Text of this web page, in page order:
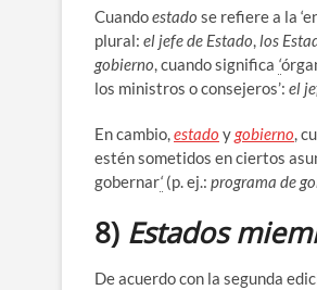
Cuandoestado se refiere a la
plural: el jefe de Estado,los
gobierno, cuando significa ‘
los ministros o consejeros’: el
En cambio,estado ygobierno,
estén sometidos en ciertos
gobernar‘ (p. ej.: programa de
8) Estados
De acuerdo con la segunda